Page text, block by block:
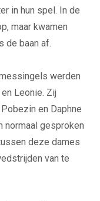
in hun spel. In de
maar kwamen
de baan af.
werden
Leonie. Zij
en Daphne
normaal gesproken
deze dames
van te